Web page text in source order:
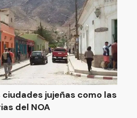
jujeñas como las
del NOA